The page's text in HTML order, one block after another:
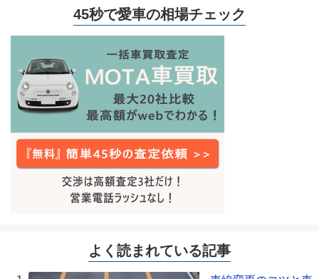
45秒で愛車の相場チェック
よく読まれている記事